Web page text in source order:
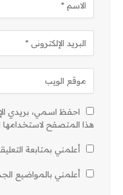
احفظ اسمي، بريدي
هذا المتصفح لاستخدامها
أعلمني بمتابعة
أعلمني بالمواضيع